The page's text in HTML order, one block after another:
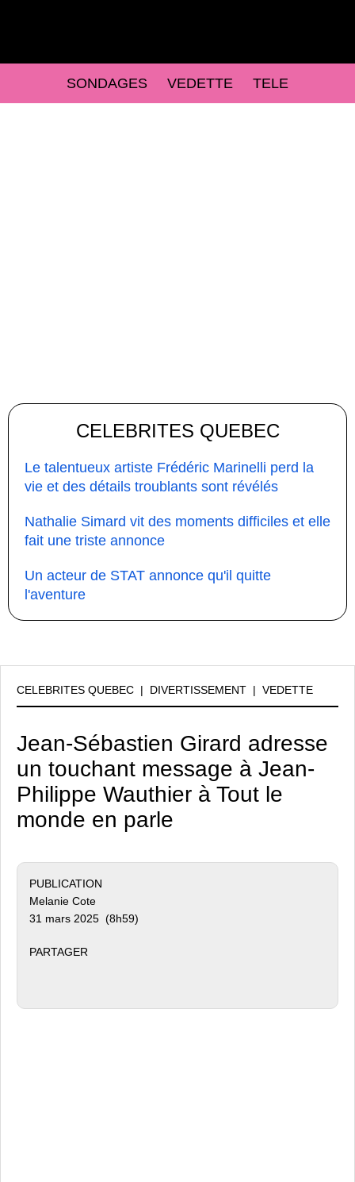
SONDAGES VEDETTE TELE
CELEBRITES QUEBEC
Le talentueux artiste Frédéric Marinelli perd la
vie et des détails troublants sont révélés
Nathalie Simard vit des moments difficiles et elle
fait une triste annonce
Un acteur de STAT annonce qu'il quitte
l'aventure
CELEBRITES QUEBEC | DIVERTISSEMENT | VEDETTE
Jean-Sébastien Girard adresse
un touchant message à Jean-
Philippe Wauthier à Tout le
monde en parle
PUBLICATION
Melanie Cote
31 mars 2025 (8h59)
PARTAGER